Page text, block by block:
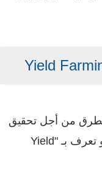
من أجل تحقيق
الدخل السلبي من العملات الرقمية و تعرف بـ "Yield